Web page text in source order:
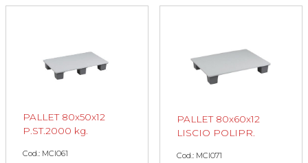
PALLET 80x50x12
P.ST.2000 kg.
Cod.: MCI061
PALLET 80x60x12
LISCIO POLIPR.
Cod.: MCI071